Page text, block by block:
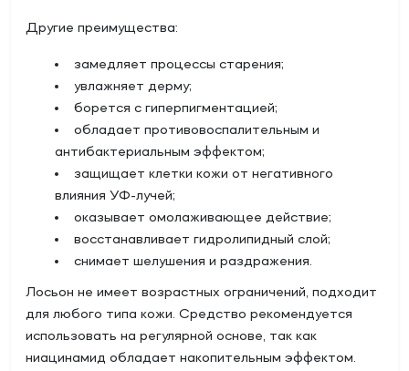
Другие преимущества:
замедляет процессы старения;
увлажняет дерму;
борется с гиперпигментацией;
обладает противовоспалительным и
антибактериальным эффектом;
защищает клетки кожи от негативного
влияния УФ-лучей;
оказывает омолаживающее действие;
восстанавливает гидролипидный слой;
снимает шелушения и раздражения.
Лосьон не имеет возрастных ограничений, подходит
для любого типа кожи. Средство рекомендуется
использовать на регулярной основе, так как
ниацинамид обладает накопительным эффектом.